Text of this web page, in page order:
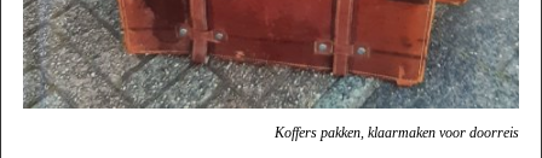
Koffers pakken, klaarmaken voor doorreis